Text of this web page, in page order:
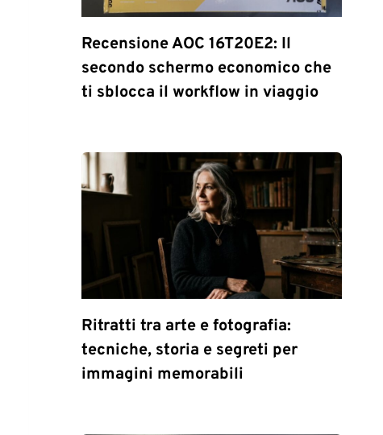
Recensione AOC 16T20E2: Il
secondo schermo economico che
ti sblocca il workflow in viaggio
Ritratti tra arte e fotografia:
tecniche, storia e segreti per
immagini memorabili